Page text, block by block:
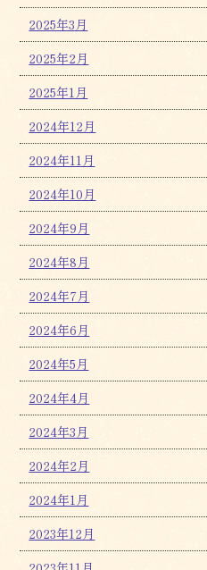
2025年3月
2025年2月
2025年1月
2024年12月
2024年11月
2024年10月
2024年9月
2024年8月
2024年7月
2024年6月
2024年5月
2024年4月
2024年3月
2024年2月
2024年1月
2023年12月